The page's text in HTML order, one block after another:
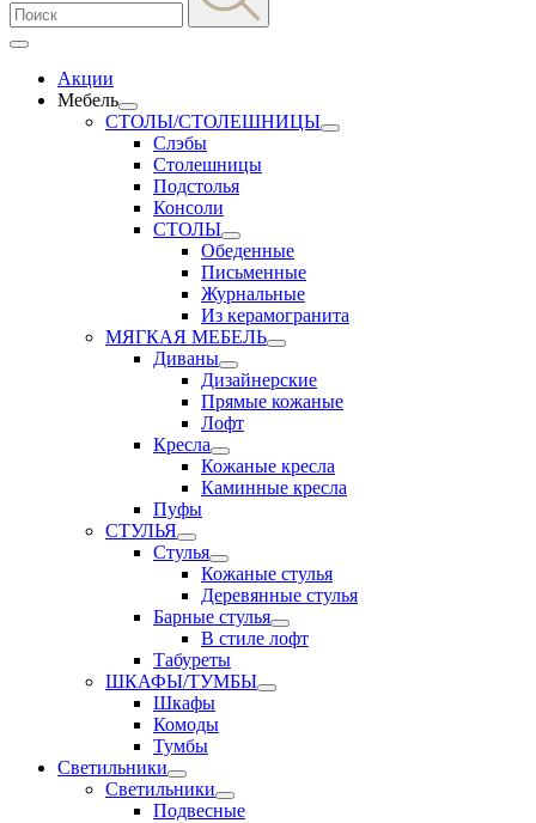
Акции
Мебель
СТОЛЫ/СТОЛЕШНИЦЫ
Слэбы
Столешницы
Подстолья
Консоли
СТОЛЫ
Обеденные
Письменные
Журнальные
Из керамогранита
МЯГКАЯ МЕБЕЛЬ
Диваны
Дизайнерские
Прямые кожаные
Лофт
Кресла
Кожаные кресла
Каминные кресла
Пуфы
СТУЛЬЯ
Стулья
Кожаные стулья
Деревянные стулья
Барные стулья
В стиле лофт
Табуреты
ШКАФЫ/ТУМБЫ
Шкафы
Комоды
Тумбы
Светильники
Светильники
Подвесные